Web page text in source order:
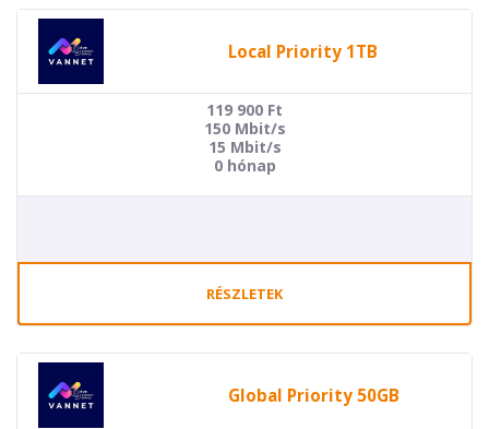
Local Priority 1TB
119 900 Ft
150 Mbit/s
15 Mbit/s
0 hónap
RÉSZLETEK
Global Priority 50GB